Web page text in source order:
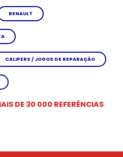
RENAULT
CALIPERS / JOGOS DE REPARAÇÃO
DE 30 000 REFERÊNCIAS